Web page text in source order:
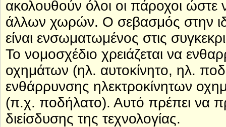
ακολουθούν όλοι οι πάροχοι
άλλων χωρών. Ο σεβασμός στην
είναι ενσωματωμένος στις
Το νομοσχέδιο χρειάζεται να
οχημάτων (ηλ. αυτοκίνητο, ηλ.
ενθάρρυνσης ηλεκτροκίνητων
(π.χ. ποδήλατο). Αυτό πρέπει να
διείσδυσης της τεχνολογίας.